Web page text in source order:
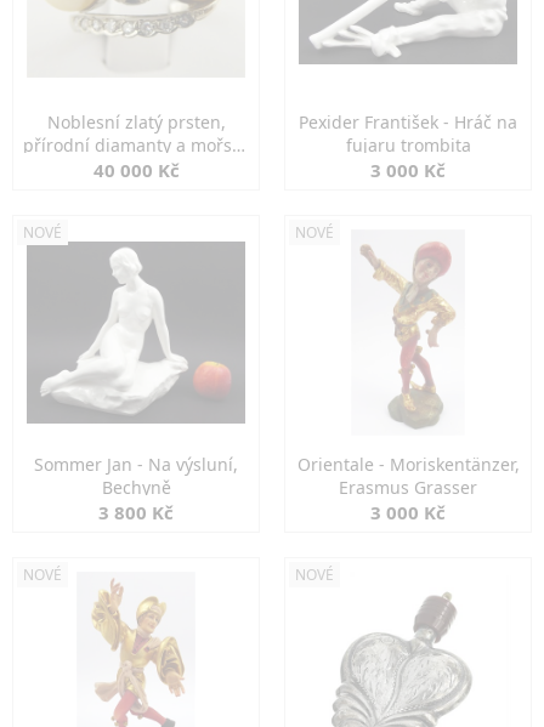
Noblesní zlatý prsten,
přírodní diamanty a mořské
perly
40 000 Kč
Pexider František - Hráč na
fujaru trombita
3 000 Kč
NOVÉ
Sommer Jan - Na výsluní,
Bechyně
3 800 Kč
NOVÉ
Orientale - Moriskentänzer,
Erasmus Grasser
3 000 Kč
NOVÉ NOVÉ